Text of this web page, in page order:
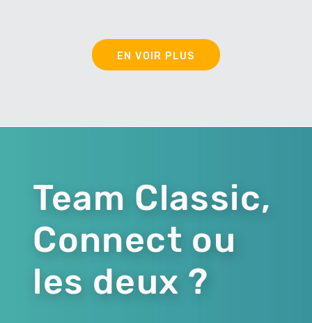
EN VOIR PLUS
Team Classic,
Connect ou
les deux ?